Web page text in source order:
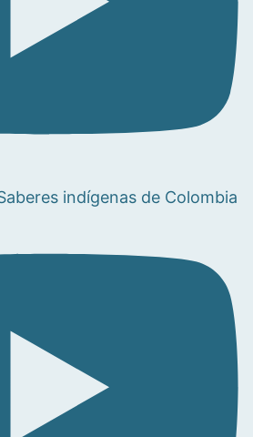
Saberes indígenas de Colombia